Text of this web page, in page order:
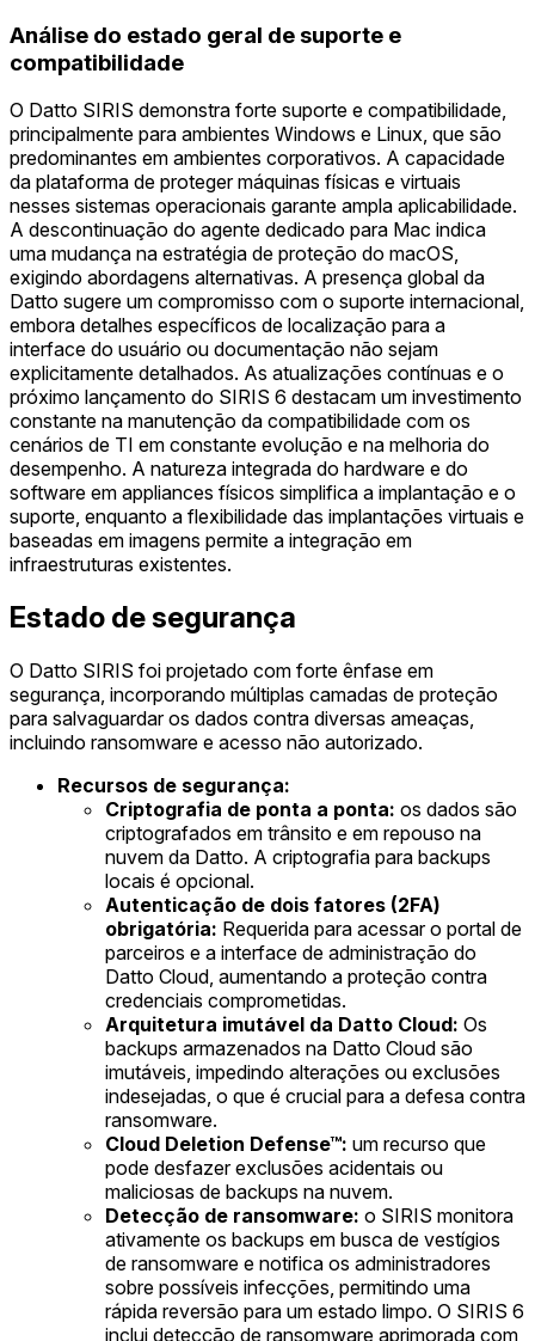
Análise do estado geral de suporte e
compatibilidade
O Datto SIRIS demonstra forte suporte e compatibilidade,
principalmente para ambientes Windows e Linux, que são
predominantes em ambientes corporativos. A capacidade
da plataforma de proteger máquinas físicas e virtuais
nesses sistemas operacionais garante ampla aplicabilidade.
A descontinuação do agente dedicado para Mac indica
uma mudança na estratégia de proteção do macOS,
exigindo abordagens alternativas. A presença global da
Datto sugere um compromisso com o suporte internacional,
embora detalhes específicos de localização para a
interface do usuário ou documentação não sejam
explicitamente detalhados. As atualizações contínuas e o
próximo lançamento do SIRIS 6 destacam um investimento
constante na manutenção da compatibilidade com os
cenários de TI em constante evolução e na melhoria do
desempenho. A natureza integrada do hardware e do
software em appliances físicos simplifica a implantação e o
suporte, enquanto a flexibilidade das implantações virtuais e
baseadas em imagens permite a integração em
infraestruturas existentes.
Estado de segurança
O Datto SIRIS foi projetado com forte ênfase em
segurança, incorporando múltiplas camadas de proteção
para salvaguardar os dados contra diversas ameaças,
incluindo ransomware e acesso não autorizado.
Recursos de segurança:
Criptografia de ponta a ponta: os dados são
criptografados em trânsito e em repouso na
nuvem da Datto. A criptografia para backups
locais é opcional.
Autenticação de dois fatores (2FA)
obrigatória: Requerida para acessar o portal de
parceiros e a interface de administração do
Datto Cloud, aumentando a proteção contra
credenciais comprometidas.
Arquitetura imutável da Datto Cloud: Os
backups armazenados na Datto Cloud são
imutáveis, impedindo alterações ou exclusões
indesejadas, o que é crucial para a defesa contra
ransomware.
Cloud Deletion Defense™: um recurso que
pode desfazer exclusões acidentais ou
maliciosas de backups na nuvem.
Detecção de ransomware: o SIRIS monitora
ativamente os backups em busca de vestígios
de ransomware e notifica os administradores
sobre possíveis infecções, permitindo uma
rápida reversão para um estado limpo. O SIRIS 6
inclui detecção de ransomware aprimorada com